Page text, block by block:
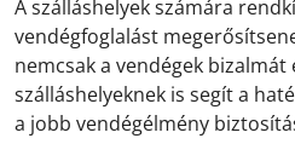
A szálláshelyek számára
vendégfoglalást
nemcsak a vendégek
szálláshelyeknek is segít a
a jobb vendégélmény